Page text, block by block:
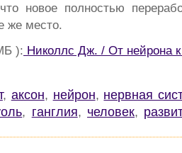
новое полностью
же место.
): Николлс Дж. / От нейрона к
, аксон, нейрон, нервная
, ганглия, человек,